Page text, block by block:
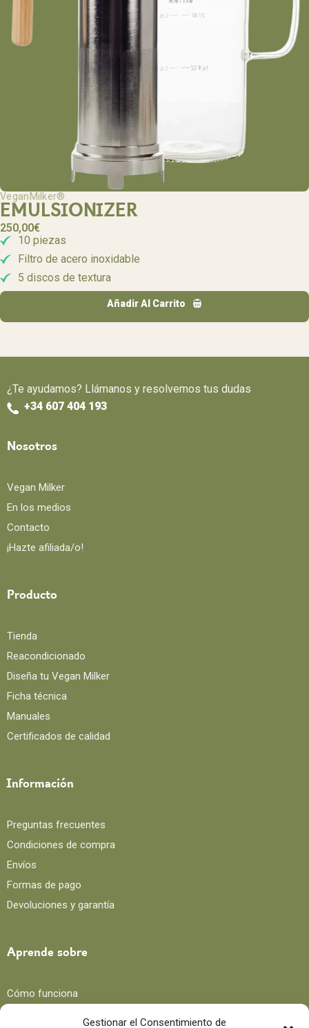
Gestionar el Consentimiento de
VeganMilker®
EMULSIONIZER
250,00€
10 piezas
Filtro de acero inoxidable
5 discos de textura
Añadir Al Carrito
¿Te ayudamos? Llámanos y resolvemos tus dudas
+34 607 404 193
Nosotros
Vegan Milker
En los medios
Contacto
¡Hazte afiliada/o!
Producto
Tienda
Reacondicionado
Diseña tu Vegan Milker
Ficha técnica
Manuales
Certificados de calidad
Información
Preguntas frecuentes
Condiciones de compra
Envíos
Formas de pago
Devoluciones y garantía
Aprende sobre
Cómo funciona